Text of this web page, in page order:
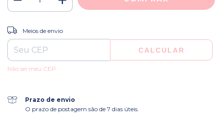
Entregas para o CEP:
Meios de envio
CALCULAR
Não sei meu CEP
Prazo de envio
O prazo de postagem são de 7 dias úteis.